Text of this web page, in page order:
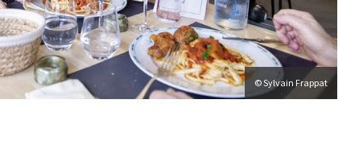
© Sylvain Frappat